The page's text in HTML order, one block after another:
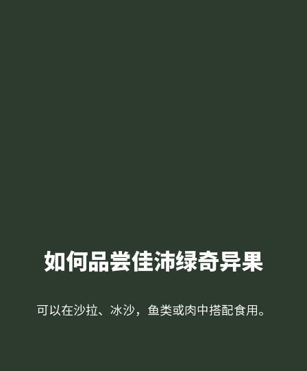
如何品尝佳沛绿奇异果
可以在沙拉、冰沙，鱼类或肉中搭配食用。